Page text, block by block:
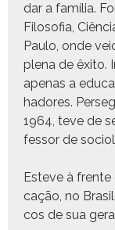
dar a família.
Filosofia,
Paulo, onde
ple­na de êxi­to.
ape­nas a
hadores.
1964, teve de
fes­sor de
Esteve à
cação, no
cos de sua